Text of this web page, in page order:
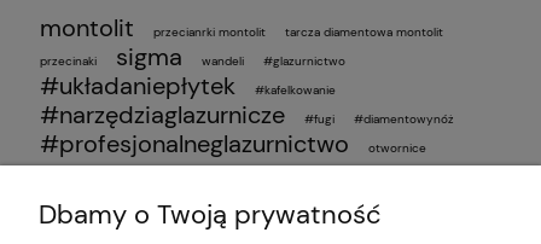
montolit przecianrki montolit
tarcza diamentowa montolit
przecinaki
sigma wandeli #glazurnictwo
#układaniepłytek #kafelkowanie
#narzędziaglazurnicze #fugi #diamentowynóż
#profesjonalneglazurnictwo
otwornice
ranking przyssawek 2025
najlepsze przyssawki
Dbamy o Twoją prywatność